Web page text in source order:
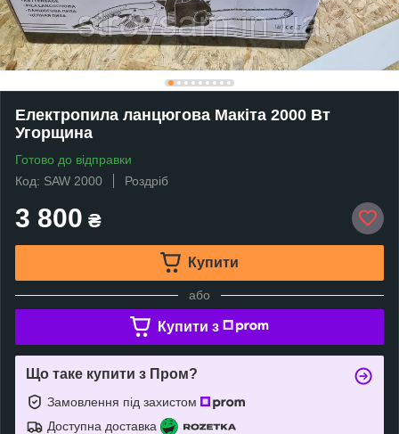
Електропила ланцюгова Макіта 2000 Вт
Угорщина
Готово до відправки
Код: SAW 2000
Роздріб
3 800 ₴
Купити
або
Купити з
Що таке купити з Пром?
Замовлення під захистом
Доступна доставка